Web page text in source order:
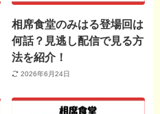
相席食堂のみはる登場回は
何話？見逃し配信で見る方
法を紹介！
2026年6月24日